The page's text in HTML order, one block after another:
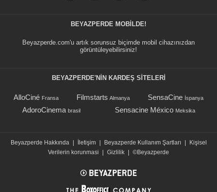
BEYAZPERDE MOBILDE!
Beyazperde.com'u artık sorunsuz biçimde mobil cihazınızdan
görüntüleyebilirsiniz!
BEYAZPERDE'NIN KARDEŞ SİTELERİ
AlloCiné Fransa Filmstarts Almanya SensaCine İspanya
AdoroCinema brasil Sensacine México Meksika
Beyazperde Hakkında | İletişim | Beyazperde Kullanım Şartları |
Kişisel
Verilerin korunmasi
| Gizlilik | ©Beyazperde